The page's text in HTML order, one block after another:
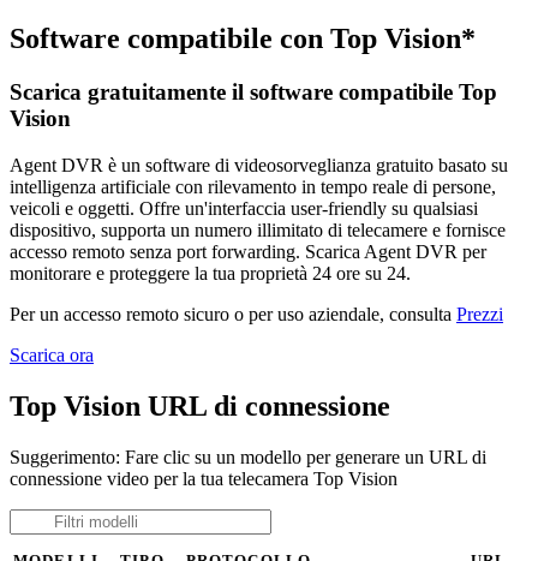
Software compatibile con Top Vision*
Scarica gratuitamente il software compatibile Top
Vision
Agent DVR è un software di videosorveglianza gratuito basato su
intelligenza artificiale con rilevamento in tempo reale di persone,
veicoli e oggetti. Offre un'interfaccia user-friendly su qualsiasi
dispositivo, supporta un numero illimitato di telecamere e fornisce
accesso remoto senza port forwarding. Scarica Agent DVR per
monitorare e proteggere la tua proprietà 24 ore su 24.
Per un accesso remoto sicuro o per uso aziendale, consulta Prezzi
Scarica ora
Top Vision URL di connessione
Suggerimento: Fare clic su un modello per generare un URL di
connessione video per la tua telecamera Top Vision